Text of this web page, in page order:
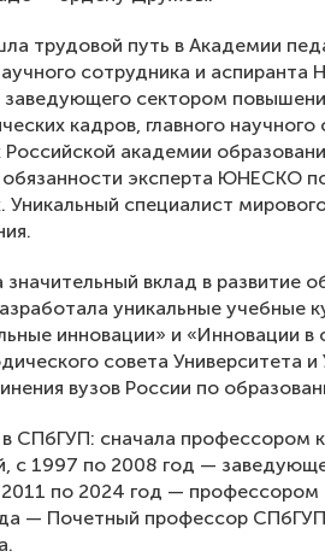
трудовой путь в Академии
сотрудника и аспиранта
заведующего сектором
кадров, главного
Российской академии
обязанности эксперта ЮНЕСКО
Уникальный специалист
значительный вклад в развитие
уникальные учебные
инновации» и «Инновации в
совета Университета
вузов России по
СПбГУП: сначала профессором
с 1997 по 2008 год —
по 2024 год —
— Почетный профессор